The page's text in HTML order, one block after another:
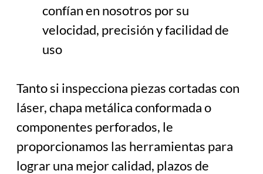
confían en nosotros por su
velocidad, precisión y facilidad de
uso
Tanto si inspecciona piezas cortadas con
láser, chapa metálica conformada o
componentes perforados, le
proporcionamos las herramientas para
lograr una mejor calidad, plazos de